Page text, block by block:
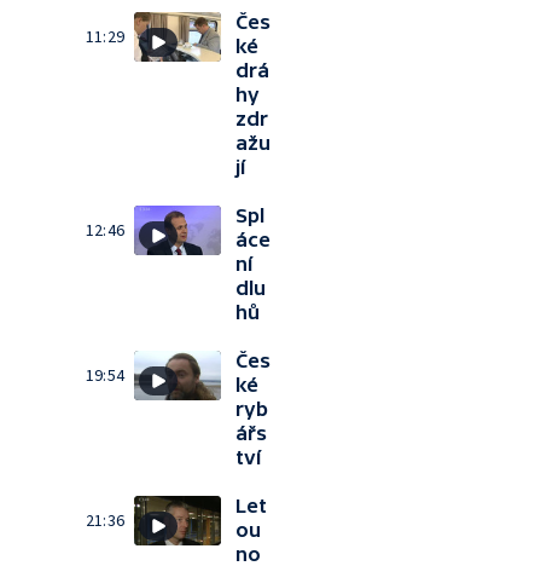
11:29
Čes
ké
drá
hy
zdr
ažu
jí
12:46
Spl
áce
ní
dlu
hů
19:54
Čes
ké
ryb
ářs
tví
21:36
Let
ou
no